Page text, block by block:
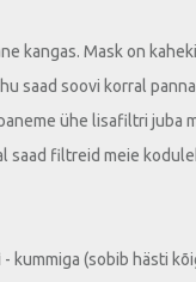
kangas. Mask on
saad soovi korral
ühe lisafiltri juba
saad filtreid meie
- kummiga (sobib hästi